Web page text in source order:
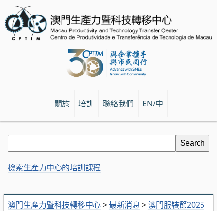
關於 培訓 聯絡我們 EN/中
澳門生產力暨科技轉移中心> 最新消息 > 澳門服裝節2025
檢索生產力中心的培訓課程